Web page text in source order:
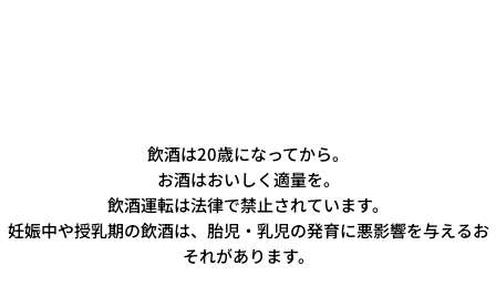
飲酒は20歳になってから。
お酒はおいしく適量を。
飲酒運転は法律で禁止されています。
妊娠中や授乳期の飲酒は、胎児・乳児の発育に悪影響を与えるお
それがあります。